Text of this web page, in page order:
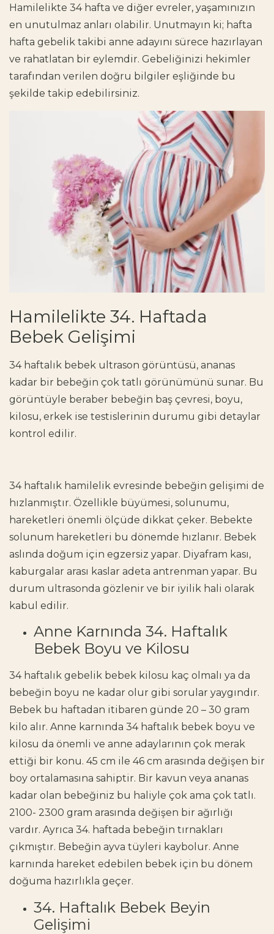
Hamilelikte 34 hafta ve diğer evreler, yaşamınızın
en unutulmaz anları olabilir. Unutmayın ki; hafta
hafta gebelik takibi anne adayını sürece hazırlayan
ve rahatlatan bir eylemdir. Gebeliğinizi hekimler
tarafından verilen doğru bilgiler eşliğinde bu
şekilde takip edebilirsiniz.
Hamilelikte 34. Haftada
Bebek Gelişimi
34 haftalık bebek ultrason görüntüsü, ananas
kadar bir bebeğin çok tatlı görünümünü sunar. Bu
görüntüyle beraber bebeğin baş çevresi, boyu,
kilosu, erkek ise testislerinin durumu gibi detaylar
kontrol edilir.
34 haftalık hamilelik evresinde bebeğin gelişimi de
hızlanmıştır. Özellikle büyümesi, solunumu,
hareketleri önemli ölçüde dikkat çeker. Bebekte
solunum hareketleri bu dönemde hızlanır. Bebek
aslında doğum için egzersiz yapar. Diyafram kası,
kaburgalar arası kaslar adeta antrenman yapar. Bu
durum ultrasonda gözlenir ve bir iyilik hali olarak
kabul edilir.
Anne Karnında 34. Haftalık
Bebek Boyu ve Kilosu
34 haftalık gebelik bebek kilosu kaç olmalı ya da
bebeğin boyu ne kadar olur gibi sorular yaygındır.
Bebek bu haftadan itibaren günde 20 – 30 gram
kilo alır. Anne karnında 34 haftalık bebek boyu ve
kilosu da önemli ve anne adaylarının çok merak
ettiği bir konu. 45 cm ile 46 cm arasında değişen bir
boy ortalamasına sahiptir. Bir kavun veya ananas
kadar olan bebeğiniz bu haliyle çok ama çok tatlı.
2100- 2300 gram arasında değişen bir ağırlığı
vardır. Ayrıca 34. haftada bebeğin tırnakları
çıkmıştır. Bebeğin ayva tüyleri kaybolur. Anne
karnında hareket edebilen bebek için bu dönem
doğuma hazırlıkla geçer.
34. Haftalık Bebek Beyin
Gelişimi